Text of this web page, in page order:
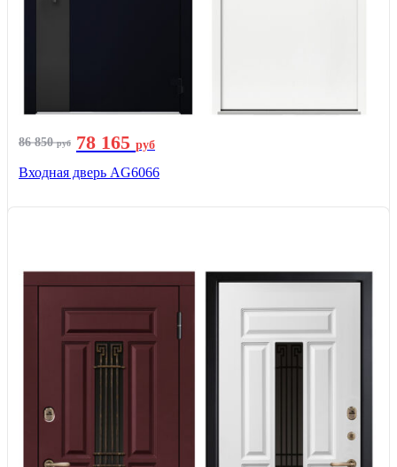
86 850руб 78 165 руб
Входная дверь AG6066